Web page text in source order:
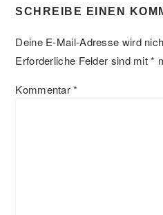
INTERACTIONS
SCHREIBE EINEN
Deine E-Mail-Adresse wird
Erforderliche Felder sind mit*
Kommentar*